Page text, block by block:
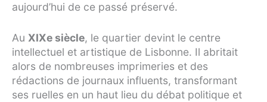
aujourd’hui de ce passé préservé.
Au XIXe siècle, le quartier devint le centre
intellectuel et artistique de Lisbonne. Il abritait
alors de nombreuses imprimeries et des
rédactions de journaux influents, transformant
ses ruelles en un haut lieu du débat politique et